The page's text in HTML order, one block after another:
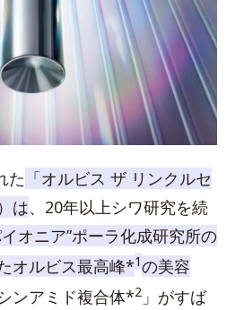
た 「オルビス ザ リンクルセ
は、20年以上シワ研究を続
オニア”ポーラ化成研究所の
オルビス最高峰*1の美容
ンアミド複合体*2 」がすば